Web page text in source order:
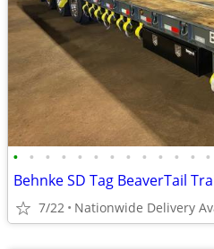
• • • • • • • • • • • • •
Behnke SD Tag BeaverTail
7/22 Nationwide Delivery